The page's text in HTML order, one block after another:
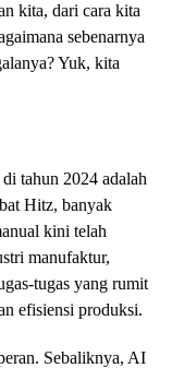
kita, dari cara kita
sebenarnya
Yuk, kita
tahun 2024 adalah
Hitz, banyak
kini telah
manufaktur,
tugas yang rumit
efisiensi produksi.
Sebaliknya, AI